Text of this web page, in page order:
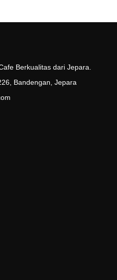
Berkualitas dari Jepara.
Bandengan, Jepara